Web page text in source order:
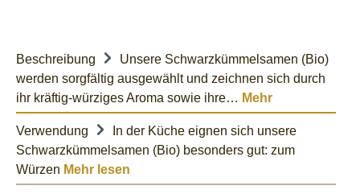
Beschreibung
Unsere Schwarzkümmelsamen (Bio)
werden sorgfältig ausgewählt und zeichnen sich durch
ihr kräftig-würziges Aroma sowie ihre… Mehr
Verwendung
In der Küche eignen sich unsere
Schwarzkümmelsamen (Bio) besonders gut: zum
Würzen Mehr lesen